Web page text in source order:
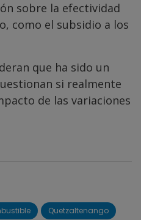
sobre la efectividad
como el subsidio a los
que ha sido un
si realmente
de las variaciones
Quetzaltenango